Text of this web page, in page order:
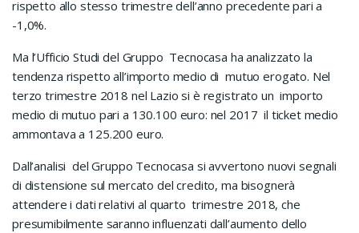
rispetto allo stesso trimestre dell’anno precedente pari a
-1,0%.
Ma l’Ufficio Studi del Gruppo Tecnocasa ha analizzato la
tendenza rispetto all’importo medio di mutuo erogato. Nel
terzo trimestre 2018 nel Lazio si è registrato un importo
medio di mutuo pari a 130.100 euro: nel 2017 il ticket medio
ammontava a 125.200 euro.
Dall’analisi del Gruppo Tecnocasa si avvertono nuovi segnali
di distensione sul mercato del credito, ma bisognerà
attendere i dati relativi al quarto trimestre 2018, che
presumibilmente saranno influenzati dall’aumento dello